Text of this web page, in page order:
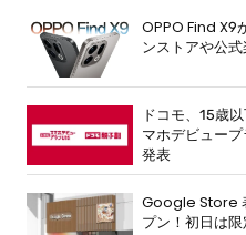
OPPO Find X9
ンストアや公
ドコモ、15歳
マホデビュー
発表
Google Store
プン！初日は